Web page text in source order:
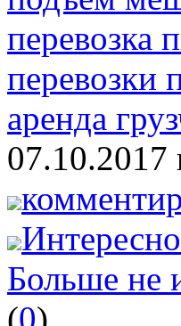
перевозка
перевозки
аренда
07.10.2017
Интересно
Больше не
(0)